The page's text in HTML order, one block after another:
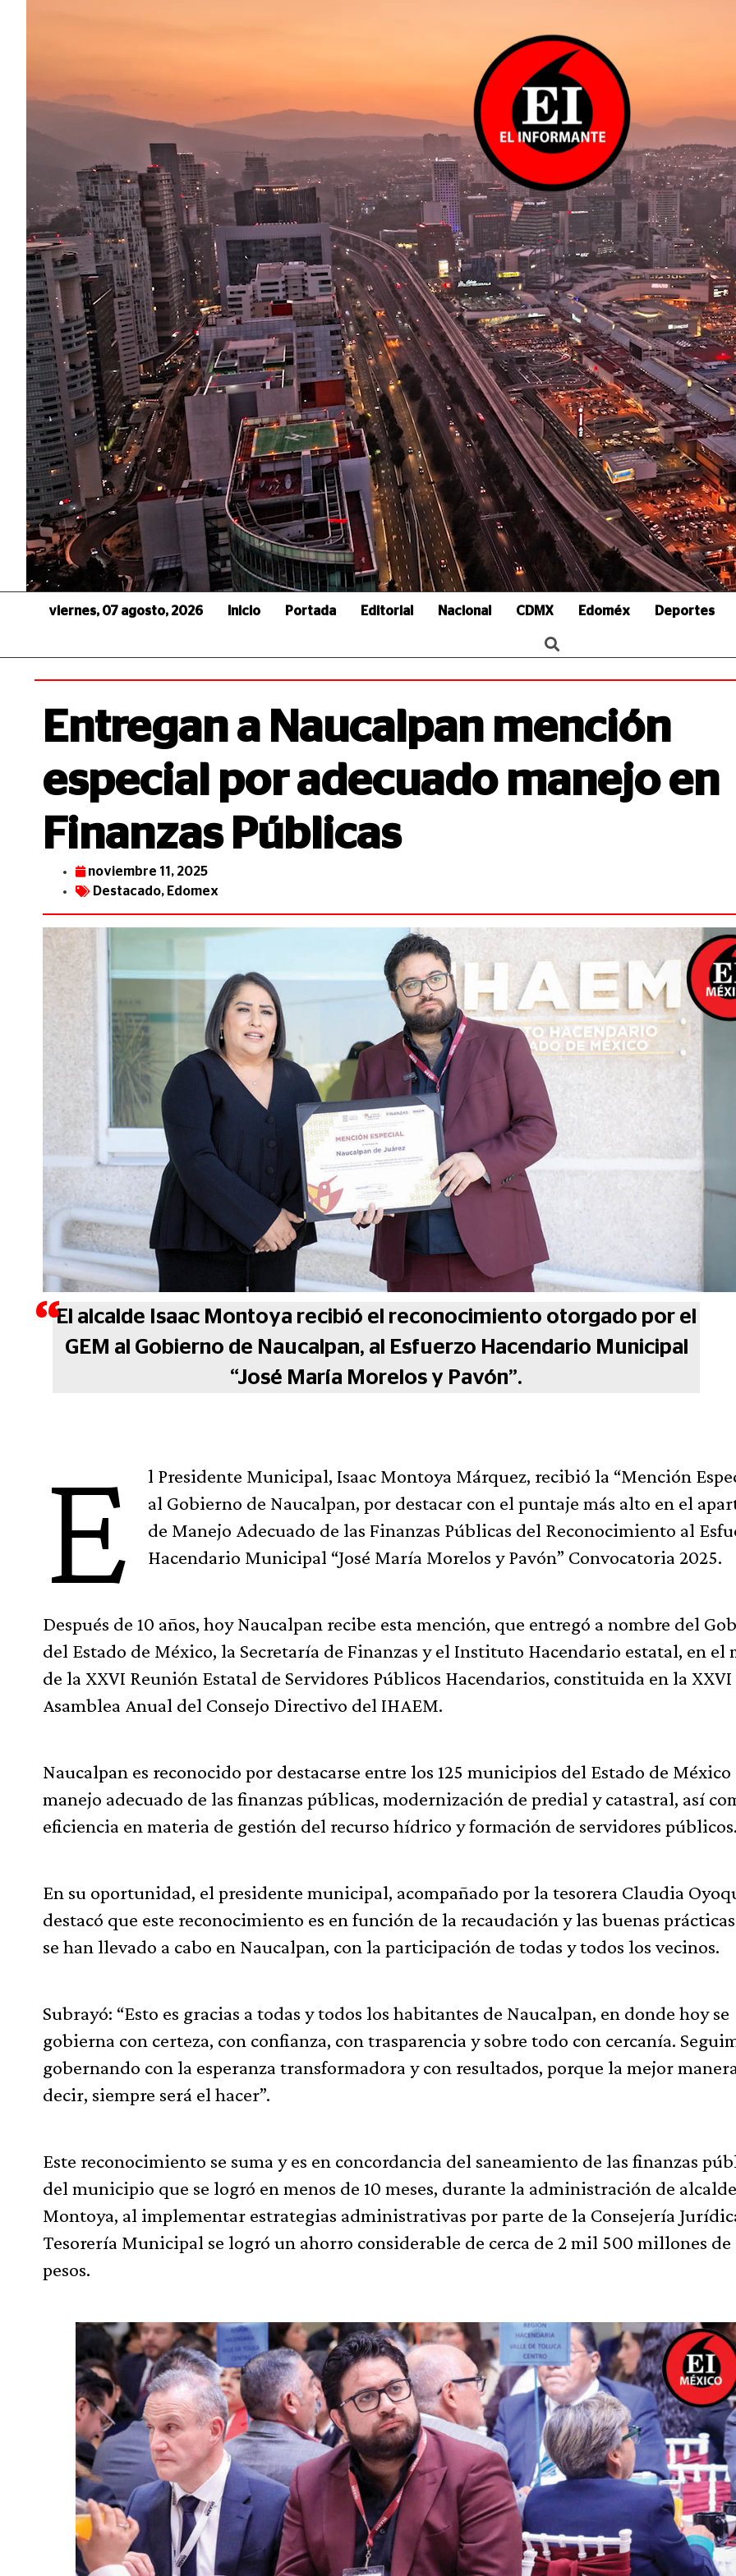
viernes, 07 agosto, 2026 Inicio Portada Editorial Nacional CDMX Edoméx Deportes
Entregan a Naucalpan mención
especial por adecuado manejo en
Finanzas Públicas
noviembre 11, 2025
Destacado, Edomex
El alcalde Isaac Montoya recibió el reconocimiento otorgado por el
GEM al Gobierno de Naucalpan, al Esfuerzo Hacendario Municipal
“José María Morelos y Pavón”.
E
l Presidente Municipal, Isaac Montoya Márquez, recibió la “Mención
al Gobierno de Naucalpan, por destacar con el puntaje más alto en el
de Manejo Adecuado de las Finanzas Públicas del Reconocimiento al
Hacendario Municipal “José María Morelos y Pavón” Convocatoria 2025.
Después de 10 años, hoy Naucalpan recibe esta mención, que entregó a nombre del
del Estado de México, la Secretaría de Finanzas y el Instituto Hacendario estatal, en el
de la XXVI Reunión Estatal de Servidores Públicos Hacendarios, constituida en la XXVI
Asamblea Anual del Consejo Directivo del IHAEM.
Naucalpan es reconocido por destacarse entre los 125 municipios del Estado de México
manejo adecuado de las finanzas públicas, modernización de predial y catastral, así
eficiencia en materia de gestión del recurso hídrico y formación de servidores
En su oportunidad, el presidente municipal, acompañado por la tesorera Claudia
destacó que este reconocimiento es en función de la recaudación y las buenas
se han llevado a cabo en Naucalpan, con la participación de todas y todos los vecinos.
Subrayó: “Esto es gracias a todas y todos los habitantes de Naucalpan, en donde hoy se
gobierna con certeza, con confianza, con trasparencia y sobre todo con cercanía.
gobernando con la esperanza transformadora y con resultados, porque la mejor
decir, siempre será el hacer”.
Este reconocimiento se suma y es en concordancia del saneamiento de las finanzas
del municipio que se logró en menos de 10 meses, durante la administración de
Montoya, al implementar estrategias administrativas por parte de la Consejería
Tesorería Municipal se logró un ahorro considerable de cerca de 2 mil 500 millones de
pesos.